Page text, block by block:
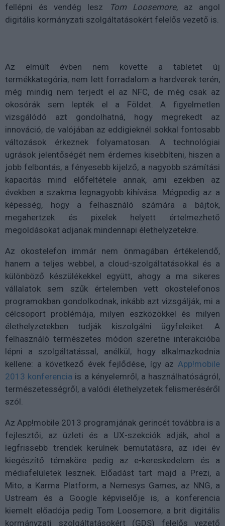
fellépni és vendég lesz
Tom Loosemore, az angol
digitális kormányzati szolgáltatásokért felelős vezető is.
Az elmúlt évben nem követte a tabletet új
termékkategória, nem lett forradalom a hardverek terén,
még mindig nem terjedt el az NFC, de még csak az
okosórák sem lepték el a Földet. A figyelmetlen
vizsgálódó azt gondolhatná, hogy megrekedt az
innováció, de valójában az eddigieknél sokkal fontosabb
változások érkeznek folyamatosan. A technológiai
ugrások jelentőségét nem érdemes kisebbíteni, hiszen a
jobb felbontás, a fényesebb kijelző, a nagyobb számítási
kapacitás mind előfeltétele annak, ami ezekben az
években a szakma legnagyobb kihívása. Mégpedig az a
képesség, hogy a felhasználó számára a bájtok,
megahertzek és pixelek helyett értelmezhető
megoldásokat adjanak mindennapi élethelyzetekre.
Az okostelefon immár nem önmagában értékelendő,
hanem a teljes webbel, a cloud-szolgáltatásokkal és a
különböző készülékekkel együtt, ahogy a ma sikeres
vállalatok sem szűk értelemben vett okostelefonos
programokban gondolkodnak, inkább azt vizsgálják, mi a
célcsoport problémája, milyen eszközökkel és milyen
élethelyzetekben tudják kiszolgálni ügyfeleiket. A
felhasználó természetes módon szeretne interakcióba
lépni a szolgáltatással, anélkül, hogy alkalmazkodnia
kellene: a következő évek fejlődése, így az App!mobile
2013 konferencia is a kényelemről, a használhatóságról,
természetességről, a valódi élethelyzetek felismeréséről
szól.
Az App!mobile 2013 programjának gerincét továbbra is a
fejlesztői, az üzleti és a UX-szekciók adják, ahol a
legfrissebb trendek kerülnek bemutatásra, az idei év
kiegészítő témaköre pedig az e-kereskedelem és a
médiafelületek lesznek. Előadást tart majd a Prezi, a
Mito, a Karma Platform, a Nemesys Games, az NNG, a
Ustream és a Google képviselője is, a konferencia
kiemelt előadója pedig Tom Loosemore, a brit digitális
kormányzati szolgáltatásokért (GDS) felelős vezető